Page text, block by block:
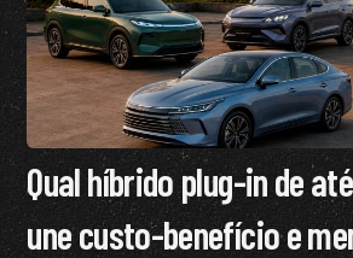
Qual híbrido plug-in de
une custo-benefício e